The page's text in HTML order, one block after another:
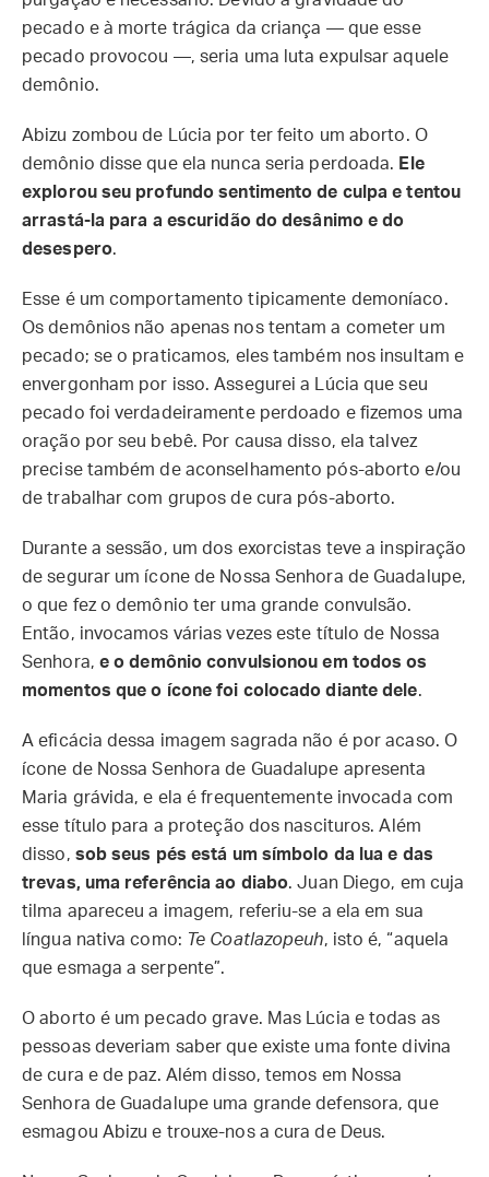
pecado e à morte trágica da criança — que esse
pecado provocou —, seria uma luta expulsar aquele
demônio.
Abizu zombou de Lúcia por ter feito um aborto. O
demônio disse que ela nunca seria perdoada. Ele
explorou seu profundo sentimento de culpa e tentou
arrastá-la para a escuridão do desânimo e do
desespero.
Esse é um comportamento tipicamente demoníaco.
Os demônios não apenas nos tentam a cometer um
pecado; se o praticamos, eles também nos insultam e
envergonham por isso. Assegurei a Lúcia que seu
pecado foi verdadeiramente perdoado e fizemos uma
oração por seu bebê. Por causa disso, ela talvez
precise também de aconselhamento pós-aborto e/ou
de trabalhar com grupos de cura pós-aborto.
Durante a sessão, um dos exorcistas teve a inspiração
de segurar um ícone de Nossa Senhora de Guadalupe,
o que fez o demônio ter uma grande convulsão.
Então, invocamos várias vezes este título de Nossa
Senhora, e o demônio convulsionou em todos os
momentos que o ícone foi colocado diante dele.
A eficácia dessa imagem sagrada não é por acaso. O
ícone de Nossa Senhora de Guadalupe apresenta
Maria grávida, e ela é frequentemente invocada com
esse título para a proteção dos nascituros. Além
disso, sob seus pés está um símbolo da lua e das
trevas, uma referência ao diabo. Juan Diego, em cuja
tilma apareceu a imagem, referiu-se a ela em sua
língua nativa como: Te Coatlazopeuh, isto é, “aquela
que esmaga a serpente”.
O aborto é um pecado grave. Mas Lúcia e todas as
pessoas deveriam saber que existe uma fonte divina
de cura e de paz. Além disso, temos em Nossa
Senhora de Guadalupe uma grande defensora, que
esmagou Abizu e trouxe-nos a cura de Deus.